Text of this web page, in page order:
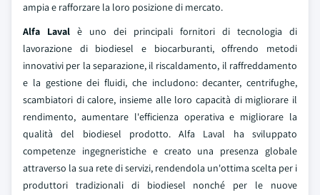
ampia e rafforzare la loro posizione di mercato.
Alfa Laval è uno dei principali fornitori di tecnologia di
lavorazione di biodiesel e biocarburanti, offrendo metodi
innovativi per la separazione, il riscaldamento, il raffreddamento
e la gestione dei fluidi, che includono: decanter, centrifughe,
scambiatori di calore, insieme alle loro capacità di migliorare il
rendimento, aumentare l'efficienza operativa e migliorare la
qualità del biodiesel prodotto. Alfa Laval ha sviluppato
competenze ingegneristiche e creato una presenza globale
attraverso la sua rete di servizi, rendendola un'ottima scelta per i
produttori tradizionali di biodiesel nonché per le nuove